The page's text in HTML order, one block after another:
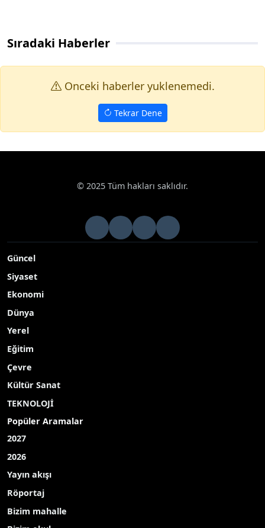
Sıradaki Haberler
Onceki haberler yuklenemedi.
Tekrar Dene
© 2025 Tüm hakları saklıdır.
Güncel
Siyaset
Ekonomi
Dünya
Yerel
Eğitim
Çevre
Kültür Sanat
TEKNOLOJİ
Popüler Aramalar
2027
2026
Yayın akışı
Röportaj
Bizim mahalle